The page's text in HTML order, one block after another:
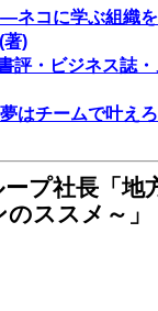
ネコに学ぶ組織
著)
評・ビジネス誌
夢はチームで叶え
プ社長「地
ススメ～」